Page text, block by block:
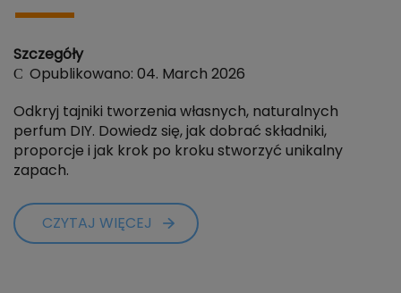
Szczegóły
Opublikowano: 04. March 2026
Odkryj tajniki tworzenia własnych, naturalnych
perfum DIY. Dowiedz się, jak dobrać składniki,
proporcje i jak krok po kroku stworzyć unikalny
zapach.
CZYTAJ WIĘCEJ